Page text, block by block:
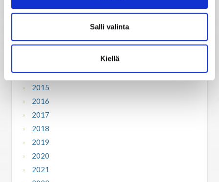
Salli valinta
Kiellä
Horoskooppiarkisto
2014
2015
2016
2017
2018
2019
2020
2021